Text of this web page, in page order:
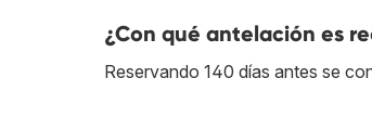
¿Con qué antelación es
Reservando 140 días antes se